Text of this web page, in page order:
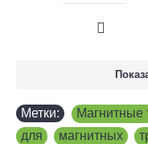
Метки: Магнитные
для
магнитных